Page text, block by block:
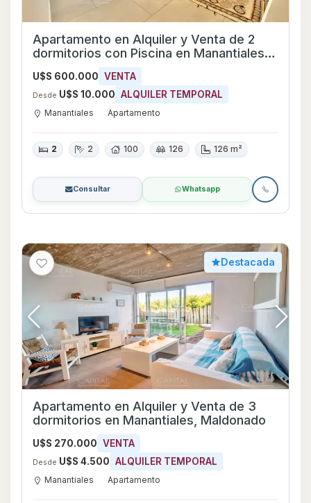
Apartamento en Alquiler y Venta de 2
dormitorios con Piscina en Manantiales,
U$S 600.000 VENTA
Desde U$S 10.000 ALQUILER TEMPORAL
Manantiales Apartamento
2 2 100 126 126 m²
Consultar Whatsapp
Destacada
Apartamento en Alquiler y Venta de 3
dormitorios en Manantiales, Maldonado
U$S 270.000 VENTA
Desde U$S 4.500 ALQUILER TEMPORAL
Manantiales Apartamento